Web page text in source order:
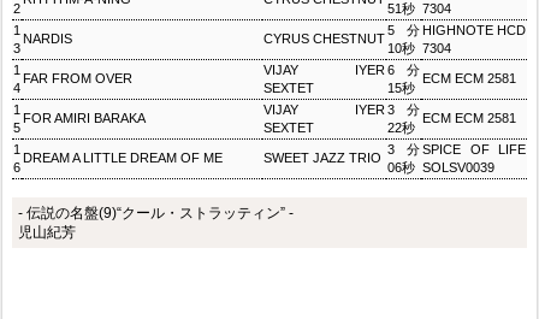
2
51秒 7304
1
3
NARDIS CYRUS CHESTNUT
5分
10秒
HIGHNOTE HCD
7304
1
4
FAR FROM OVER
VIJAY IYER
SEXTET
6分
15秒
ECM ECM 2581
1
5
FOR AMIRI BARAKA
VIJAY IYER
SEXTET
3分
22秒
ECM ECM 2581
1
6
DREAM A LITTLE DREAM OF ME SWEET JAZZ TRIO
3分
06秒
SPICE OF LIFE
SOLSV0039
- 伝説の名盤(9)“クール・ストラッティン” -
児山紀芳